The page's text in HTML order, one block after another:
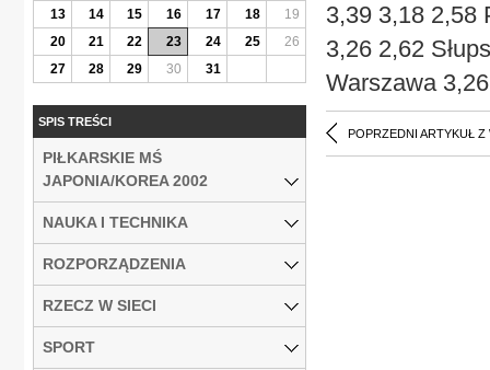
3,39 3,18 2,58
3,26 2,62
Warszawa
POPRZEDNI ARTYKUŁ Z
13
14 15 16 17 18
19
20
21 22 23 24 25
26
27
28 29 30 31
SPIS TREŚCI
PIŁKARSKIE MŚ
JAPONIA/KOREA 2002
NAUKA I TECHNIKA
ROZPORZĄDZENIA
RZECZ W SIECI
SPORT